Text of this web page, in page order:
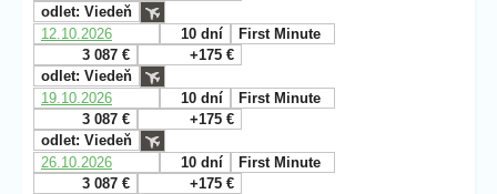
odlet: Viedeň
12.10.2026
10 dní
First Minute
3 087 €
+175 €
odlet: Viedeň
19.10.2026
10 dní
First Minute
3 087 €
+175 €
odlet: Viedeň
26.10.2026
10 dní
First Minute
3 087 €
+175 €